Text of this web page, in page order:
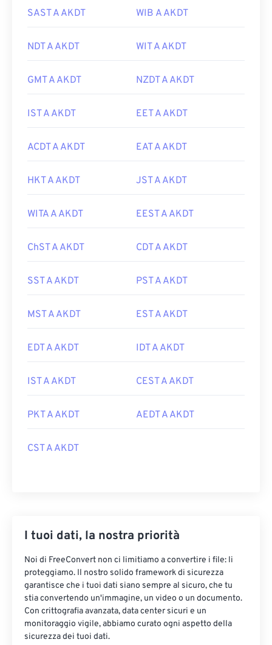
SAST A AKDT WIB A AKDT
NDT A AKDT WIT A AKDT
GMT A AKDT NZDT A AKDT
IST A AKDT EET A AKDT
ACDT A AKDT EAT A AKDT
HKT A AKDT JST A AKDT
WITA A AKDT EEST A AKDT
ChST A AKDT CDT A AKDT
SST A AKDT PST A AKDT
MST A AKDT EST A AKDT
EDT A AKDT IDT A AKDT
IST A AKDT CEST A AKDT
PKT A AKDT AEDT A AKDT
CST A AKDT
I tuoi dati, la nostra priorità
Noi di FreeConvert non ci limitiamo a convertire i file: li
proteggiamo. Il nostro solido framework di sicurezza
garantisce che i tuoi dati siano sempre al sicuro, che tu
stia convertendo un'immagine, un video o un documento.
Con crittografia avanzata, data center sicuri e un
monitoraggio vigile, abbiamo curato ogni aspetto della
sicurezza dei tuoi dati.